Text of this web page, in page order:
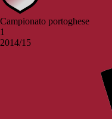
Campionato portoghese
1
2014/15